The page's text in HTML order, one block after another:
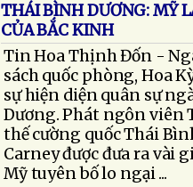
THÁI BÌNH DƯƠNG: MỸ
CỦA BẮC KINH
Tin Hoa Thịnh Đốn -
sách quốc phòng, Hoa
sự hiện diện quân sự
Dương. Phát ngôn viên
thế cường quốc Thái
Carney được đưa ra vài
Mỹ tuyên bố lo ngại ...